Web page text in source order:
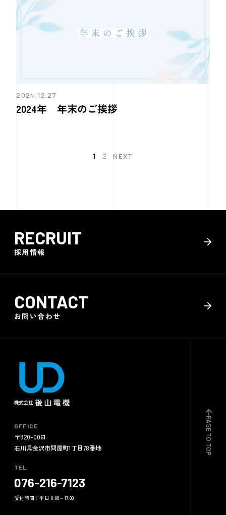
2024.12.27
2024年 年末のご挨拶
1 2 NEXT
RECRUIT
採用情報
CONTACT
お問い合わせ
OFFICE
〒920-0061
石川県金沢市問屋町1丁目78番地
TEL
076-216-7123
受付時間：平日 8:00～17:00
PAGE TO TOP